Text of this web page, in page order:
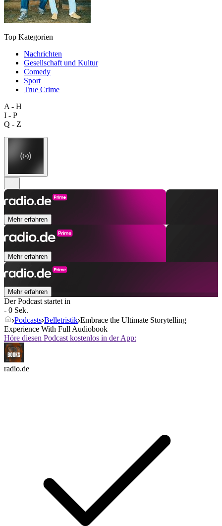
Top Kategorien
Nachrichten
Gesellschaft und Kultur
Comedy
Sport
True Crime
A - H
I - P
Q - Z
Mehr erfahren
Mehr erfahren
Mehr erfahren
Der Podcast startet in
- 0 Sek.
Podcasts Belletristik Embrace the Ultimate Storytelling
Experience With Full Audiobook
Höre diesen Podcast kostenlos in der App:
radio.de